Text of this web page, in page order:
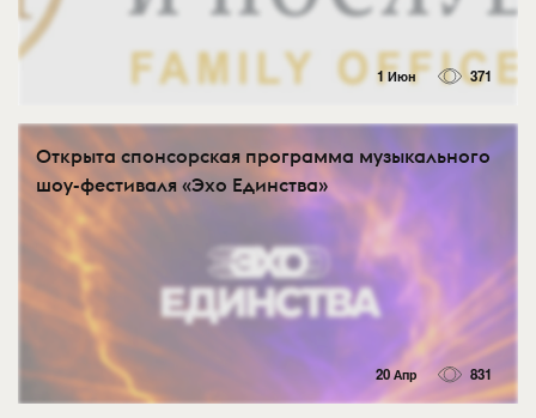
1 Июн 371
Открыта спонсорская программа музыкального
шоу-фестиваля «Эхо Единства»
20 Апр 831